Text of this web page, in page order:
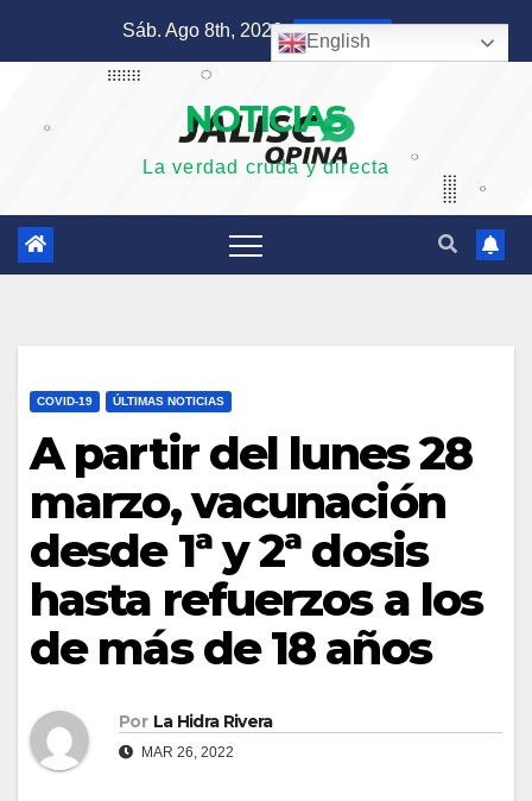
Sáb. Ago 8th, 2026 7:21:30 AM
NOTICIAS
La verdad cruda y directa
COVID-19 ÚLTIMAS NOTICIAS
A partir del lunes 28
marzo, vacunación
desde 1ª y 2ª dosis
hasta refuerzos a los
de más de 18 años
Por La Hidra Rivera
MAR 26, 2022
English